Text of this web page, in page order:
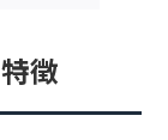
徴